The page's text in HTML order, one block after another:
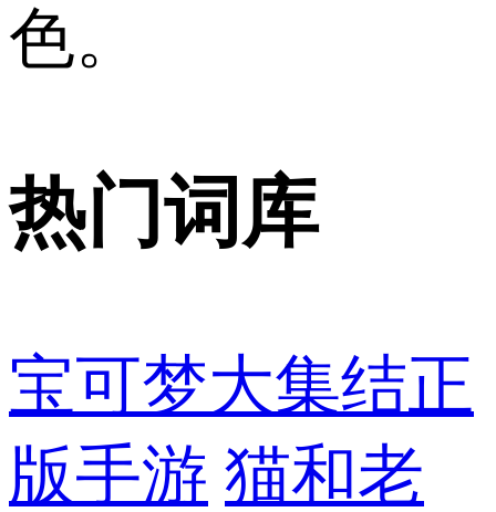
色。
热门词库
宝可梦大集结正
版手游 猫和老